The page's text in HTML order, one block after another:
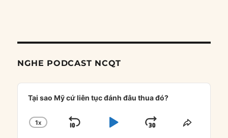
NGHE PODCAST NCQT
Audio
Player
Tại sao Mỹ cứ liên tục đánh đâu thua đó?
CHANGE
1X
SKIP
PLAYJUMPSHARE